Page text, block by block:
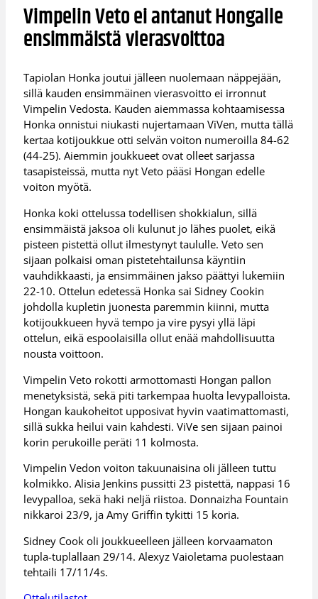
Vimpelin Veto ei antanut Hongalle
ensimmäistä vierasvoittoa
Tapiolan Honka joutui jälleen nuolemaan näppejään,
sillä kauden ensimmäinen vierasvoitto ei irronnut
Vimpelin Vedosta. Kauden aiemmassa kohtaamisessa
Honka onnistui niukasti nujertamaan ViVen, mutta tällä
kertaa kotijoukkue otti selvän voiton numeroilla 84-62
(44-25). Aiemmin joukkueet ovat olleet sarjassa
tasapisteissä, mutta nyt Veto pääsi Hongan edelle
voiton myötä.
Honka koki ottelussa todellisen shokkialun, sillä
ensimmäistä jaksoa oli kulunut jo lähes puolet, eikä
pisteen pistettä ollut ilmestynyt taululle. Veto sen
sijaan polkaisi oman pistetehtailunsa käyntiin
vauhdikkaasti, ja ensimmäinen jakso päättyi lukemiin
22-10. Ottelun edetessä Honka sai Sidney Cookin
johdolla kupletin juonesta paremmin kiinni, mutta
kotijoukkueen hyvä tempo ja vire pysyi yllä läpi
ottelun, eikä espoolaisilla ollut enää mahdollisuutta
nousta voittoon.
Vimpelin Veto rokotti armottomasti Hongan pallon
menetyksistä, sekä piti tarkempaa huolta levypalloista.
Hongan kaukoheitot upposivat hyvin vaatimattomasti,
sillä sukka heilui vain kahdesti. ViVe sen sijaan painoi
korin perukoille peräti 11 kolmosta.
Vimpelin Vedon voiton takuunaisina oli jälleen tuttu
kolmikko. Alisia Jenkins pussitti 23 pistettä, nappasi 16
levypalloa, sekä haki neljä riistoa. Donnaizha Fountain
nikkaroi 23/9, ja Amy Griffin tykitti 15 koria.
Sidney Cook oli joukkueelleen jälleen korvaamaton
tupla-tuplallaan 29/14. Alexyz Vaioletama puolestaan
tehtaili 17/11/4s.